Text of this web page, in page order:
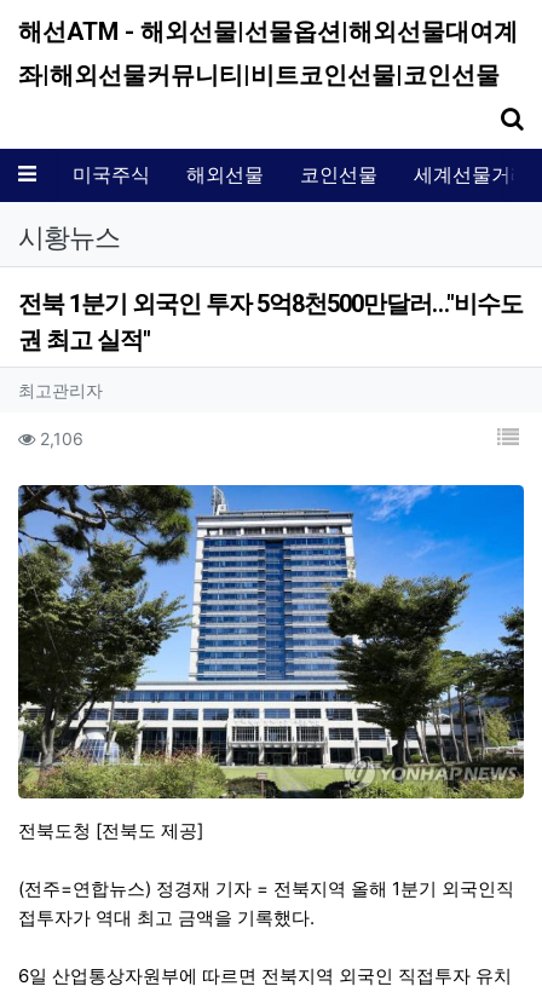
해선ATM - 해외선물|선물옵션|해외선물대여계
좌|해외선물커뮤니티|비트코인선물|코인선물
메뉴 미국주식 해외선물 코인선물 세계선물거래
시황뉴스
전북 1분기 외국인 투자 5억8천500만달러…"비수도
권 최고 실적"
작성자 정보
최고관리자작성
컨텐츠 정보
2,106 목
본문
전북도청 [전북도 제공]
(전주=연합뉴스) 정경재 기자 = 전북지역 올해 1분기 외국인직
접투자가 역대 최고 금액을 기록했다.
6일 산업통상자원부에 따르면 전북지역 외국인 직접투자 유치